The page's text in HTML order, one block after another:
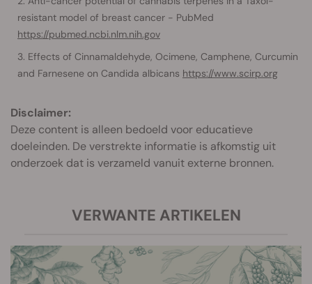
resistant model of breast cancer - PubMed
https://pubmed.ncbi.nlm.nih.gov
Effects of Cinnamaldehyde, Ocimene, Camphene, Curcumin
and Farnesene on Candida albicans https://www.scirp.org
Disclaimer:
Deze content is alleen bedoeld voor educatieve
doeleinden. De verstrekte informatie is afkomstig uit
onderzoek dat is verzameld vanuit externe bronnen.
VERWANTE ARTIKELEN